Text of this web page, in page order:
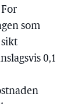
som
0,1